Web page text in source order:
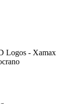
Logos - Xamax